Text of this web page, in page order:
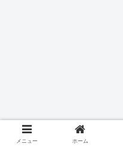
メニュー ホーム